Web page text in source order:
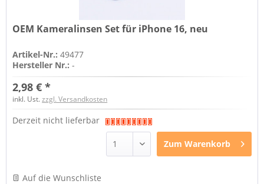
OEM Kameralinsen Set für iPhone 16, neu
Artikel-Nr.:49477
Hersteller Nr.:-
2,98 € *
inkl. Ust.zzgl. Versandkosten
Derzeit nicht lieferbar
Zum Warenkorb
Auf die Wunschliste